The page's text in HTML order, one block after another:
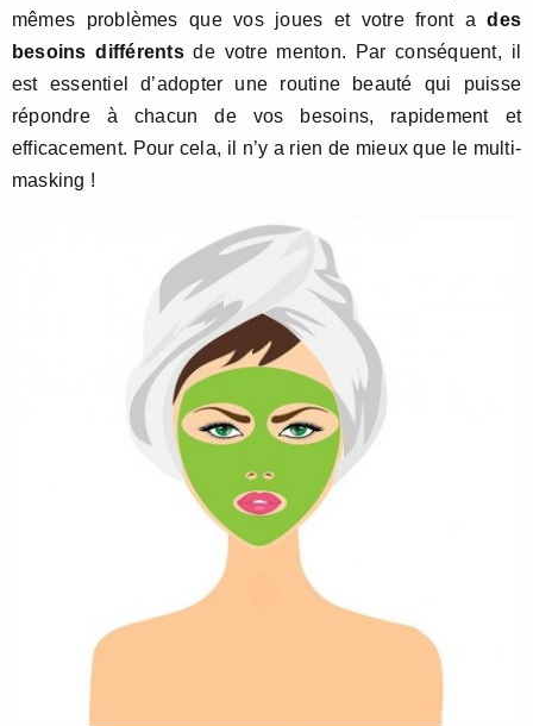
mêmes problèmes que vos joues et votre front ades
besoins différentsde votre menton. Par conséquent, il
est essentiel d’adopter une routine beauté qui puisse
répondre à chacun de vos besoins, rapidement et
efficacement. Pour cela, il n’y a rien de mieux que le multi-
masking !